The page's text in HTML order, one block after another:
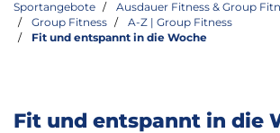
Sportangebote
Ausdauer Fitness & Group
Group Fitness
A-Z | Group Fitness
Fit und entspannt in die Woche
Fit und entspannt in die